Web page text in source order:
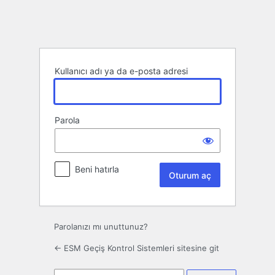
Kullanıcı adı ya da e-posta adresi
Parola
Beni hatırla
Parolanızı mı unuttunuz?
← ESM Geçiş Kontrol Sistemleri sitesine git